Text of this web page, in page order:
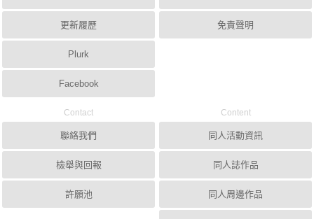
更新履歷
Plurk
Facebook
免責聲明
Contact
聯絡我們
檢舉與回報
許願池
Content
同人活動資訊
同人誌作品
同人周邊作品